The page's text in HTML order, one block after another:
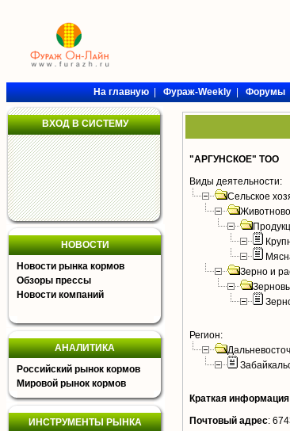
На главную|Фураж-Weekly|Форумы
ВХОД В СИСТЕМУ
НОВОСТИ
Новости рынка кормов
Обзоры прессы
Новости компаний
АНАЛИТИКА
Российский рынок кормов
Мировой рынок кормов
ИНСТРУМЕНТЫ РЫНКА
"АРГУНСКОЕ" ТОО
Виды деятельности:
Сельское
Зерно и
Регион:
Краткая информация
Почтовый адрес: